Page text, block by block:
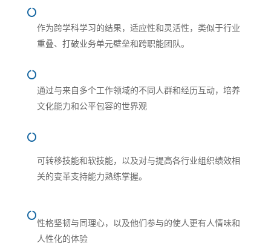

作为跨学科学习的结果，适应性和灵活性，类似于行业
重叠、打破业务单元壁垒和跨职能团队。

通过与来自多个工作领域的不同人群和经历互动，培养
文化能力和公平包容的世界观

可转移技能和软技能，以及对与提高各行业组织绩效相
关的变革支持能力熟练掌握。

性格坚韧与同理心，以及他们参与的使人更有人情味和
人性化的体验